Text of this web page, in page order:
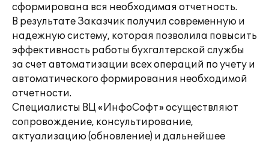
сформирована вся необходимая отчетность.
В результате Заказчик получил современную и
надежную систему, которая позволила повысить
эффективность работы бухгалтерской службы
за счет автоматизации всех операций по учету и
автоматического формирования необходимой
отчетности.
Специалисты ВЦ «ИнфоСофт» осуществляют
сопровождение, консультирование,
актуализацию (обновление) и дальнейшее